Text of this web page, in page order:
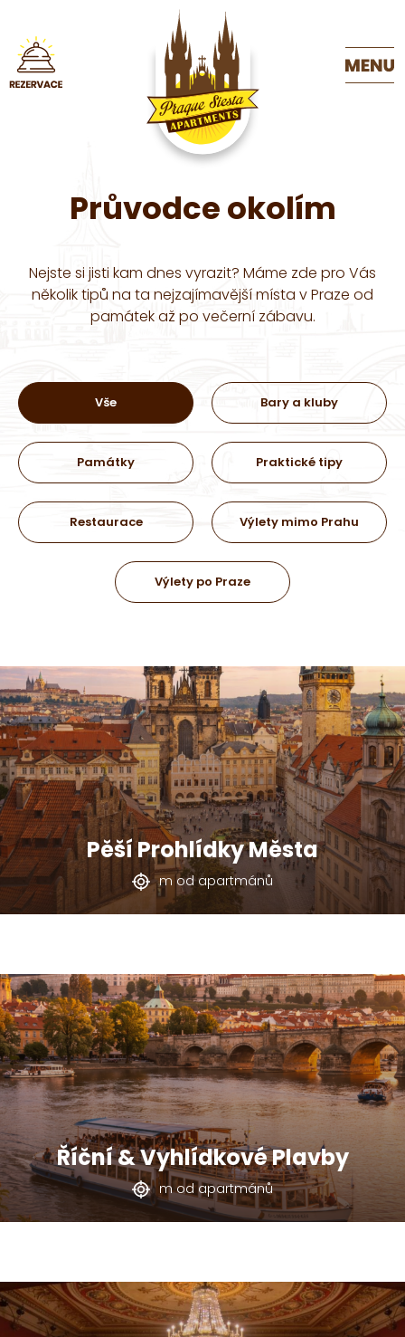
Průvodce okolím
Nejste si jisti kam dnes vyrazit? Máme zde pro Vás
několik tipů na ta nejzajímavější místa v Praze od
památek až po večerní zábavu.
Vše Bary a kluby
Památky Praktické tipy
Restaurace Výlety mimo Prahu
Výlety po Praze
Pěší Prohlídky Města
m od apartmánů
Říční & Vyhlídkové Plavby
m od apartmánů